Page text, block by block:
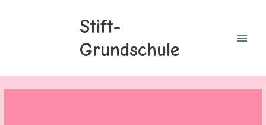
Stift-
Grundschule